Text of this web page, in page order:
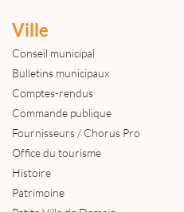
Ville
Conseil municipal
Bulletins municipaux
Comptes-rendus
Commande publique
Fournisseurs / Chorus Pro
Office du tourisme
Histoire
Patrimoine